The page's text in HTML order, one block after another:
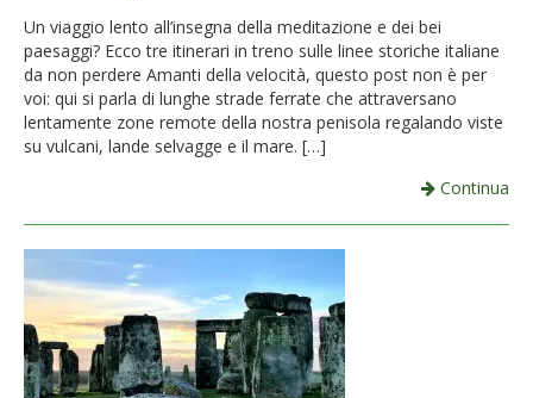
Un viaggio lento all’insegna della meditazione e dei bei
paesaggi? Ecco tre itinerari in treno sulle linee storiche italiane
da non perdere Amanti della velocità, questo post non è per
voi: qui si parla di lunghe strade ferrate che attraversano
lentamente zone remote della nostra penisola regalando viste
su vulcani, lande selvagge e il mare. […]
Continua